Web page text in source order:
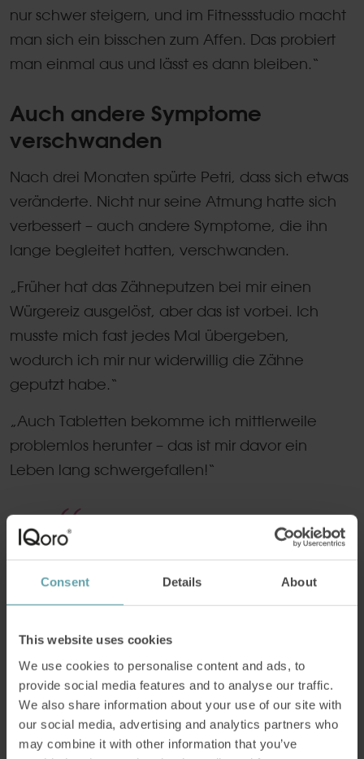
Consent Details About
This website uses cookies
We use cookies to personalise content and ads, to
provide social media features and to analyse our traffic.
We also share information about your use of our site with
our social media, advertising and analytics partners who
may combine it with other information that you’ve
nur schwer steigern, und im Fitnessstudio macht
man sich ein bisschen zum Affen. Das probiert
man einmal aus und lässt es dann bleiben.“
Auch andere Symptome
verschwanden
Nach drei Monaten spürte Petri, dass sich etwas
veränderte. Nicht nur seine Atmung hatte sich
verbessert – auch andere Symptome, die ihn
lange begleitet hatten, verschwanden.
„Früher hat das Zähneputzen bei mir einen
Würgereiz ausgelöst, aber das ist vorbei. Ich
musste mich fast jedes Mal übergeben,
wodurch ich mir nur widerwillig die Zähne
geputzt habe.“
„Auch Tabletten bekomme ich mittlerweile
problemlos herunter – das ist mir davor ein
Leben lang schwergefallen!“
Lieber in die Gesundheit
investieren als weiter vor
sich hin leiden.
Obwohl die Symptome im Alltag für Probleme
sorgten, kam es Petri nie in den Sinn, sich Hilfe zu
suchen.
„Ich bin einfach nicht auf die Idee gekommen,